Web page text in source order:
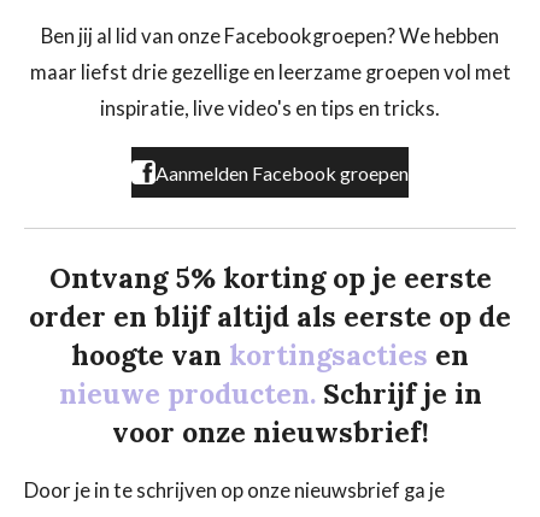
b
o
k
a
r
a
o
Ben jij al lid van onze Facebookgroepen? We hebben
maar liefst drie gezellige en leerzame groepen vol met
inspiratie, live video's en tips en tricks.
Aanmelden Facebook groepen
Ontvang 5% korting op je eerste
order en blijf altijd als eerste op de
hoogte van kortingsacties en
nieuwe producten. Schrijf je in
voor onze nieuwsbrief!
Door je in te schrijven op onze nieuwsbrief ga je